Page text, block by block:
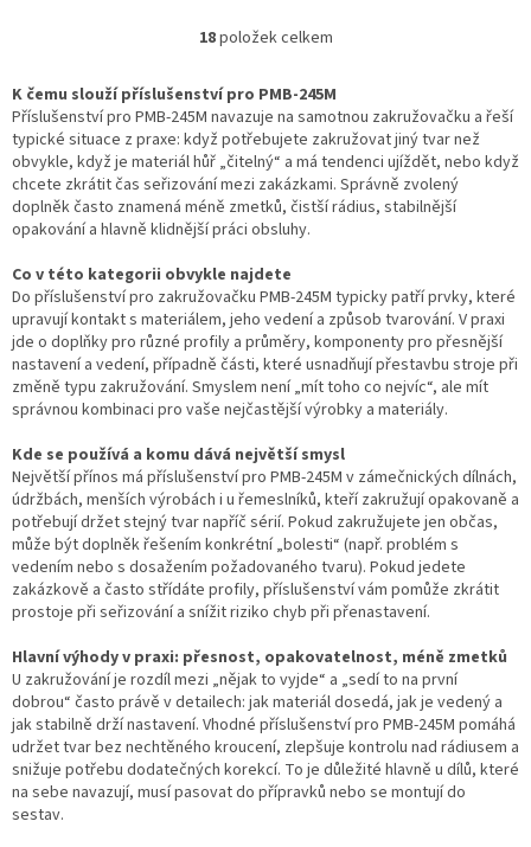
O
l
á
d
a
c
í
p
v
k
y
v
ý
p
i
u
18položek celkem
K čemu slouží příslušenství pro PMB-245M
Příslušenství pro PMB-245M navazuje na samotnou zakružovačku a řeší
typické situace z praxe: když potřebujete zakružovat jiný tvar než
obvykle, když je materiál hůř „čitelný“ a má tendenci ujíždět, nebo když
chcete zkrátit čas seřizování mezi zakázkami. Správně zvolený
doplněk často znamená méně zmetků, čistší rádius, stabilnější
opakování a hlavně klidnější práci obsluhy.
Co v této kategorii obvykle najdete
Do příslušenství pro zakružovačku PMB-245M typicky patří prvky, které
upravují kontakt s materiálem, jeho vedení a způsob tvarování. V praxi
jde o doplňky pro různé profily a průměry, komponenty pro přesnější
nastavení a vedení, případně části, které usnadňují přestavbu stroje při
změně typu zakružování. Smyslem není „mít toho co nejvíc“, ale mít
správnou kombinaci pro vaše nejčastější výrobky a materiály.
Kde se používá a komu dává největší smysl
Největší přínos má příslušenství pro PMB-245M v zámečnických dílnách,
údržbách, menších výrobách i u řemeslníků, kteří zakružují opakovaně a
potřebují držet stejný tvar napříč sérií. Pokud zakružujete jen občas,
může být doplněk řešením konkrétní „bolesti“ (např. problém s
vedením nebo s dosažením požadovaného tvaru). Pokud jedete
zakázkově a často střídáte profily, příslušenství vám pomůže zkrátit
prostoje při seřizování a snížit riziko chyb při přenastavení.
Hlavní výhody v praxi: přesnost, opakovatelnost, méně zmetků
U zakružování je rozdíl mezi „nějak to vyjde“ a „sedí to na první
dobrou“ často právě v detailech: jak materiál dosedá, jak je vedený a
jak stabilně drží nastavení. Vhodné příslušenství pro PMB-245M pomáhá
udržet tvar bez nechtěného kroucení, zlepšuje kontrolu nad rádiusem a
snižuje potřebu dodatečných korekcí. To je důležité hlavně u dílů, které
na sebe navazují, musí pasovat do přípravků nebo se montují do
sestav.